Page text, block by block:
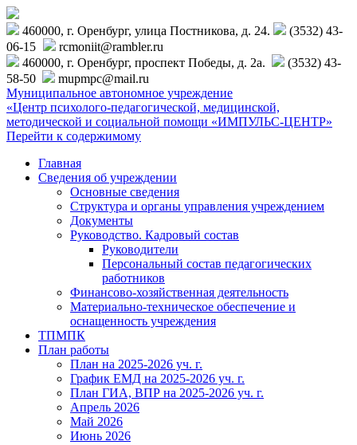
460000, г. Оренбург, улица Постникова, д. 24.
(3532) 43-
06-15
rcmoniit@rambler.ru
460000, г. Оренбург, проспект Победы, д. 2а.
(3532) 43-
58-50
mupmpc@mail.ru
Муниципальное автономное учреждение
«Центр психолого-педагогической, медицинской,
методической и социальной помощи «ИМПУЛЬС-ЦЕНТР»
Перейти к содержимому
Главная
Сведения об учреждении
Основные сведения
Структура и органы управления учреждением
Документы
Руководство. Кадровый состав
Руководители
Персональный состав педагогических
работников
Финансово-хозяйственная деятельность
Материально-техническое обеспечение и
оснащенность учреждения
ТПМПК
План работы
План на 2025-2026 уч. г.
График ЕМД на 2025-2026 уч. г.
План ГИА, ВПР на 2025-2026 уч. г.
Апрель 2026
Май 2026
Июнь 2026